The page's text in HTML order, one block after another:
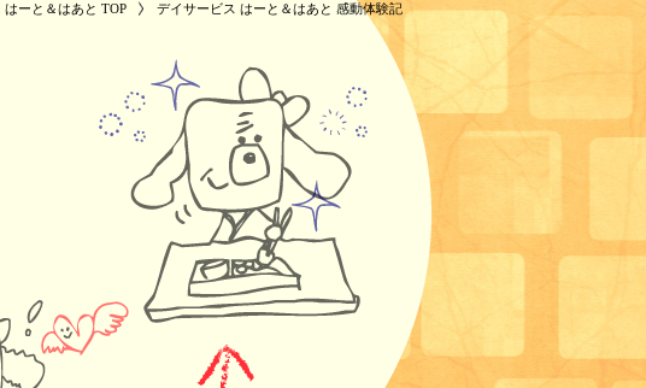
ーと＆はあと TOP デイサービス はーと＆はあと 感動体験記